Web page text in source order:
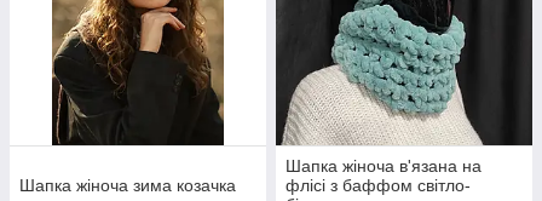
Шапка жіноча зима козачка
Шапка жіноча в'язана на
флісі з баффом світло-